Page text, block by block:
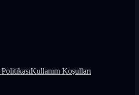
Kullanım Koşulları